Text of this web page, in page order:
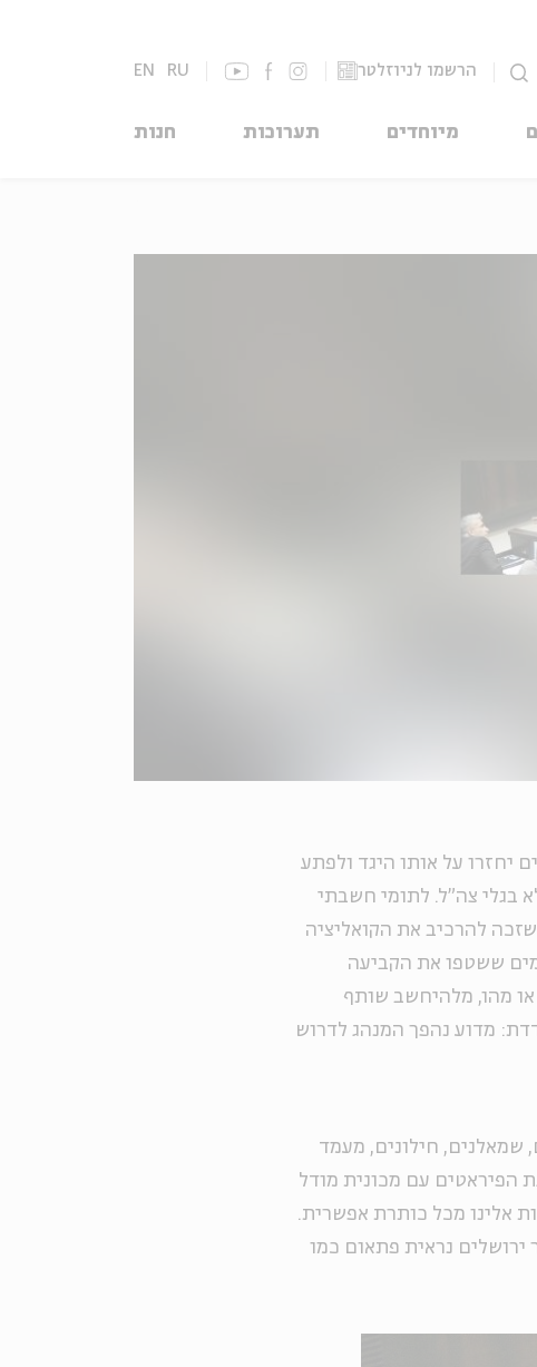
הרשמו לניוזלטר EN RU
מיוחדים תערוכות חנות
יחזרו על אותו היגד ולפתע
בגלי צה"ל. לתומי חשבתי
שזכה להרכיב את הקואליציה
מים ששטפו את הקביעה
מהו, מלהיחשב שותף
מדוע נהפך המנהג לדרוש
שמאלנים, חילונים, מעמד
הפיראטים עם מכונית מודל
אלינו מכל כותרת אפשרית.
נראית פתאום כמו